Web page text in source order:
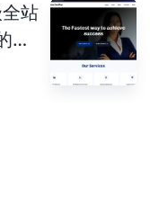
站
完